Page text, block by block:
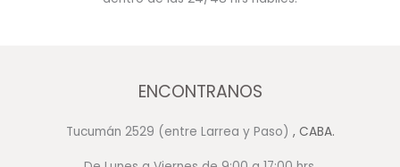
ENCONTRANOS
Tucumán 2529 (entre Larrea y Paso) , CABA.